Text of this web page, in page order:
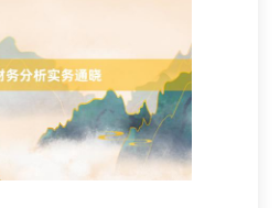
争力。 杭州泶江制线厂 其
奉行。借助互联网平台，
展会和专科论坛，提高品
供优质的售后就业，增强